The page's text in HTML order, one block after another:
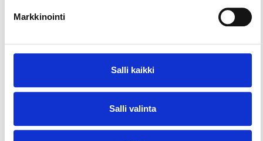
Markkinointi
Salli kaikki
Salli valinta
Kohteet ja aktiviteetit
Kohteet ja aktiviteetit